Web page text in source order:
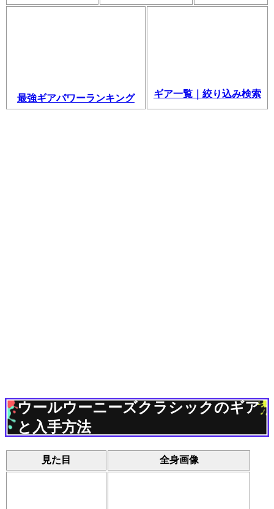
最強ギアパワーランキング ギア一覧｜絞り込み検索
ウールウーニーズクラシックのギア
と入手方法
見た目 全身画像